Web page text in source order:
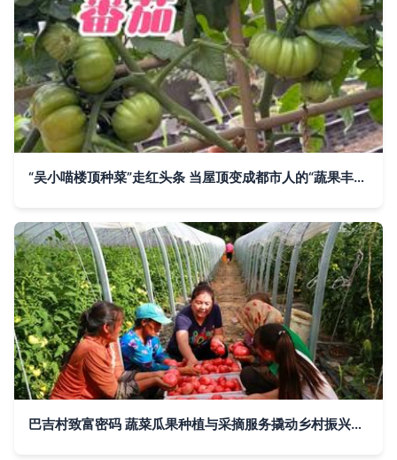
“吴小喵楼顶种菜”走红头条 当屋顶变成都市人的“蔬果丰收园”
巴吉村致富密码 蔬菜瓜果种植与采摘服务撬动乡村振兴新路径